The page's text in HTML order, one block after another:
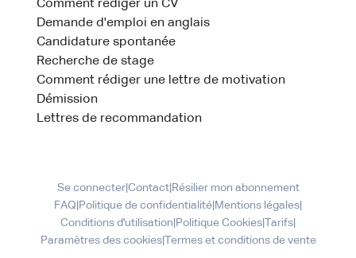
Comment rédiger un CV
Demande d'emploi en anglais
Candidature spontanée
Recherche de stage
Comment rédiger une lettre de motivation
Démission
Lettres de recommandation
Se connecter| Contact| Résilier mon abonnement
FAQ Politique de confidentialité Mentions légales
Conditions d'utilisation Politique Cookies Tarifs
Paramètres des cookies| Termes et conditions de vente